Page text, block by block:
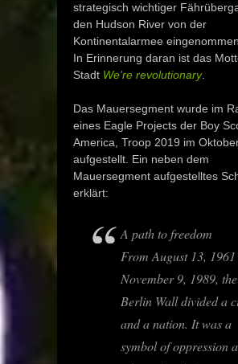
strategisch wichtiger
den Hudson River von der
Kontinentalarmee
In Erinnerung daran ist das
Stadt We’re revolutionary.
Das Mauersegment wurde im
eines Eagle Projects der Boy
America, Troop 2019 im
aufgestellt. Ein neben dem
Mauersegment aufgestelltes
erklärt:
A path to freedom
From August 13,
November 9, 1989, the
Berlin Wall divided a
and a nation. It was a
symbol of oppression